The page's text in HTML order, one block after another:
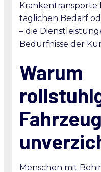
Krankentransporte
täglichen Bedarf
– die
Bedürfnisse der
Warum
Menschen mit